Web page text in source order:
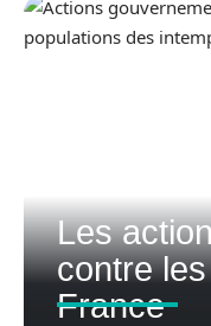
Les
contre
France